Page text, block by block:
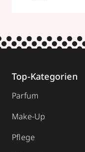
zum
Top-Kategorien
Parfum
Make-Up
Pflege